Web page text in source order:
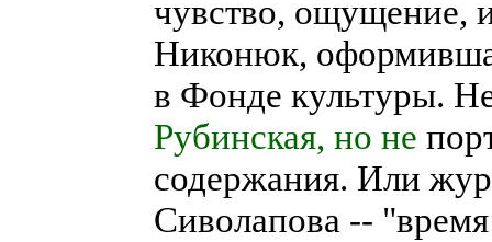
чувство, ощущение,
Никонюк,
в Фонде культуры.
Рубинская, но не
содержания. Или
Сиволапова --